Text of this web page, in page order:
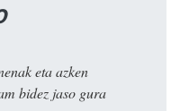
eta azken
bidez jaso gura